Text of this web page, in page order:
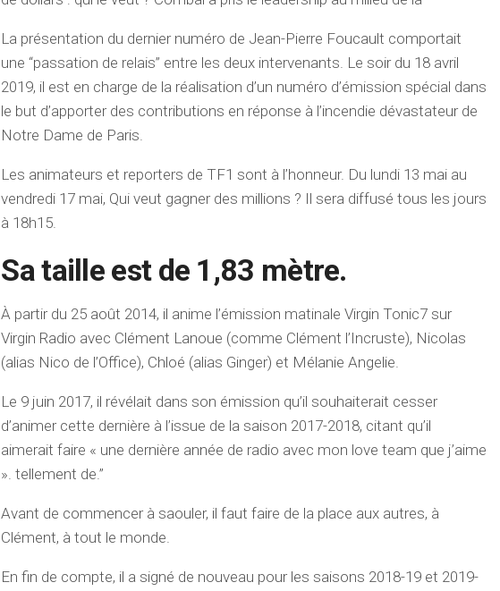
La présentation du dernier numéro de Jean-Pierre Foucault comportait
une “passation de relais” entre les deux intervenants. Le soir du 18 avril
2019, il est en charge de la réalisation d’un numéro d’émission spécial dans
le but d’apporter des contributions en réponse à l’incendie dévastateur de
Notre Dame de Paris.
Les animateurs et reporters de TF1 sont à l’honneur. Du lundi 13 mai au
vendredi 17 mai, Qui veut gagner des millions ? Il sera diffusé tous les jours
à 18h15.
Sa taille est de 1,83 mètre.
À partir du 25 août 2014, il anime l’émission matinale Virgin Tonic7 sur
Virgin Radio avec Clément Lanoue (comme Clément l’Incruste), Nicolas
(alias Nico de l’Office), Chloé (alias Ginger) et Mélanie Angelie.
Le 9 juin 2017, il révélait dans son émission qu’il souhaiterait cesser
d’animer cette dernière à l’issue de la saison 2017-2018, citant qu’il
aimerait faire « une dernière année de radio avec mon love team que j’aime
». tellement de.”
Avant de commencer à saouler, il faut faire de la place aux autres, à
Clément, à tout le monde.
En fin de compte, il a signé de nouveau pour les saisons 2018-19 et 2019-